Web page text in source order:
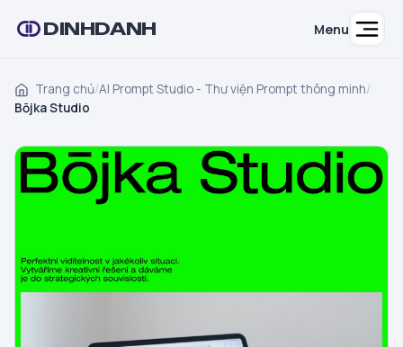
DINHDANH Menu
Trang chủ/AI Prompt Studio - Thư viện Prompt thông minh/
Bōjka Studio